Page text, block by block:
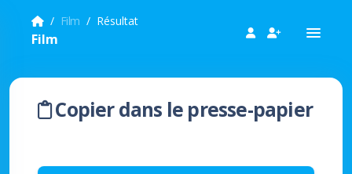
Film Résultat
Film
Copier dans le presse-papier